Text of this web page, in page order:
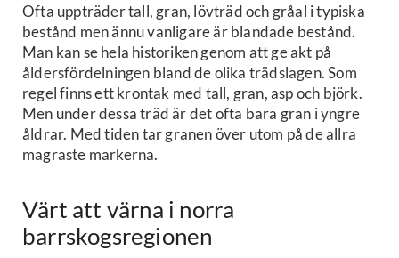
Ofta uppträder tall, gran, lövträd och gråal i typiska
bestånd men ännu vanligare är blandade bestånd.
Man kan se hela historiken genom att ge akt på
åldersfördelningen bland de olika trädslagen. Som
regel finns ett krontak med tall, gran, asp och björk.
Men under dessa träd är det ofta bara gran i yngre
åldrar. Med tiden tar granen över utom på de allra
magraste markerna.
Värt att värna i norra
barrskogsregionen